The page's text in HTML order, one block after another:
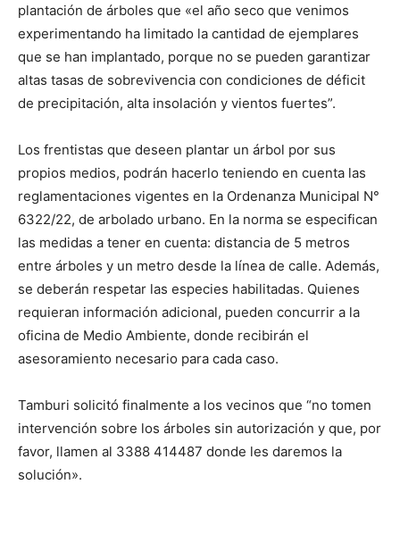
plantación de árboles que «el año seco que venimos
experimentando ha limitado la cantidad de ejemplares
que se han implantado, porque no se pueden garantizar
altas tasas de sobrevivencia con condiciones de déficit
de precipitación, alta insolación y vientos fuertes”.
Los frentistas que deseen plantar un árbol por sus
propios medios, podrán hacerlo teniendo en cuenta las
reglamentaciones vigentes en la Ordenanza Municipal N°
6322/22, de arbolado urbano. En la norma se especifican
las medidas a tener en cuenta: distancia de 5 metros
entre árboles y un metro desde la línea de calle. Además,
se deberán respetar las especies habilitadas. Quienes
requieran información adicional, pueden concurrir a la
oficina de Medio Ambiente, donde recibirán el
asesoramiento necesario para cada caso.
Tamburi solicitó finalmente a los vecinos que “no tomen
intervención sobre los árboles sin autorización y que, por
favor, llamen al 3388 414487 donde les daremos la
solución».